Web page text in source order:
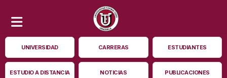
UNIVERSIDAD CARRERAS ESTUDIANTES
ESTUDIO A DISTANCIA NOTICIAS PUBLICACIONES